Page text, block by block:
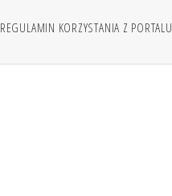
REGULAMIN KORZYSTANIA Z PORTALU